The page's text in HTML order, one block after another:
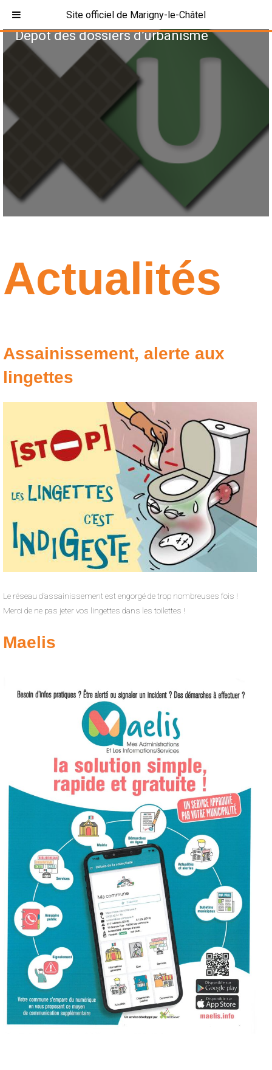
Dépôt des dossiers d’urbanisme
Actualités
Assainissement, alerte aux
lingettes
Le réseau d’assainissement est engorgé de trop nombreuses fois !
Merci de ne pas jeter vos lingettes dans les toilettes !
Maelis
Site officiel de Marigny-le-Châtel